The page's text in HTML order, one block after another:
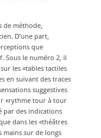
de méthode,
D’une part,
que
Sous le numéro 2, il
les «tables tactiles
en suivant des traces
suggestives
«rythme tour à tour
par des indications
dans les «théâtres
mains sur de longs